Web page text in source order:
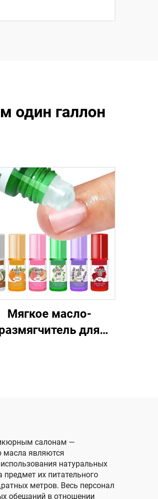
один галлон
Мягкое масло-
для
салонам —
масла являются
натуральных
их питательного
метров. Весь персонал
обещаний в отношении